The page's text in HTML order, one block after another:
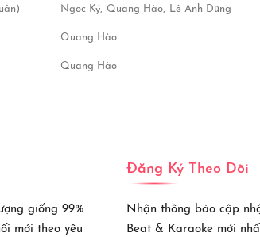
Ngọc Ký, Quang Hào, Lê Anh Dũng
Quang Hào
Quang Hào
giống 99%
mới theo yêu
Đăng Ký Theo Dõi
Nhận thông báo cập
Beat & Karaoke mới